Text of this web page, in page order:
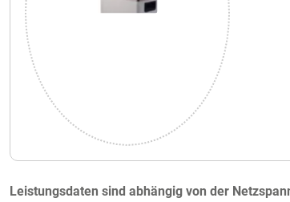
Leistungsdaten sind abhängig von der